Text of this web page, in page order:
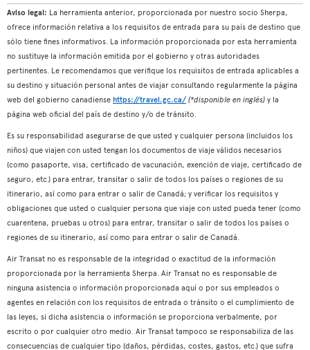
Aviso legal: La herramienta anterior, proporcionada por nuestro socio Sherpa,
ofrece información relativa a los requisitos de entrada para su país de destino que
sólo tiene fines informativos. La información proporcionada por esta herramienta
no sustituye la información emitida por el gobierno y otras autoridades
pertinentes. Le recomendamos que verifique los requisitos de entrada aplicables a
su destino y situación personal antes de viajar consultando regularmente la página
web del gobierno canadiense https://travel.gc.ca/ (*disponible en inglés) y la
página web oficial del país de destino y/o de tránsito.
Es su responsabilidad asegurarse de que usted y cualquier persona (incluidos los
niños) que viajen con usted tengan los documentos de viaje válidos necesarios
(como pasaporte, visa, certificado de vacunación, exención de viaje, certificado de
seguro, etc.) para entrar, transitar o salir de todos los países o regiones de su
itinerario, así como para entrar o salir de Canadá; y verificar los requisitos y
obligaciones que usted o cualquier persona que viaje con usted pueda tener (como
cuarentena, pruebas u otros) para entrar, transitar o salir de todos los países o
regiones de su itinerario, así como para entrar o salir de Canadá.
Air Transat no es responsable de la integridad o exactitud de la información
proporcionada por la herramienta Sherpa. Air Transat no es responsable de
ninguna asistencia o información proporcionada aquí o por sus empleados o
agentes en relación con los requisitos de entrada o tránsito o el cumplimiento de
las leyes, si dicha asistencia o información se proporciona verbalmente, por
escrito o por cualquier otro medio. Air Transat tampoco se responsabiliza de las
consecuencias de cualquier tipo (daños, pérdidas, costes, gastos, etc.) que sufra